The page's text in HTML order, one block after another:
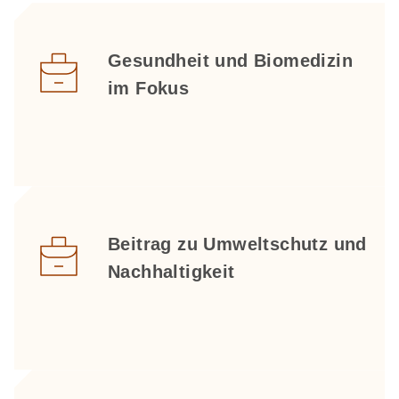
Gesundheit und Biomedizin
im Fokus
Beitrag zu Umweltschutz und
Nachhaltigkeit